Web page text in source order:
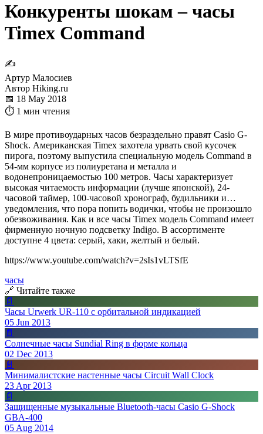
Конкуренты шокам – часы
Timex Command
✍
Артур Малосиев
Автор Hiking.ru
📅 18 May 2018
⏱ 1 мин чтения
В мире противоударных часов безраздельно правят Casio G-
Shock. Американская Timex захотела урвать свой кусочек
пирога, поэтому выпустила специальную модель Command в
54-мм корпусе из полиуретана и металла и
водонепроницаемостью 100 метров. Часы характеризует
высокая читаемость информации (лучше японской), 24-
часовой таймер, 100-часовой хронограф, будильники и…
уведомления, что пора попить водички, чтобы не произошло
обезвоживания. Как и все часы Timex модель Command имеет
фирменную ночную подсветку Indigo. В ассортименте
доступне 4 цвета: серый, хаки, желтый и белый.
https://www.youtube.com/watch?v=2sIs1vLTSfE
часы
🔗 Читайте также
📄
Часы Urwerk UR-110 с орбитальной индикацией
05 Jun 2013
📄
Солнечные часы Sundial Ring в форме кольца
02 Dec 2013
📄
Минималистские настенные часы Circuit Wall Clock
23 Apr 2013
📄
Защищенные музыкальные Bluetooth-часы Casio G-Shock
GBA-400
05 Aug 2014